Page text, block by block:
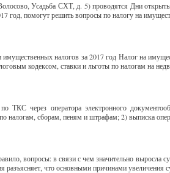
Усадьба СХТ, д. 5) проводятся Дни
год, помогут решить вопросы по налогу на
налогов за 2017 год Налог на
кодексом, ставки и льготы по налогам на
ТКС через оператора электронного
налогам, сборам, пеням и штрафам; 2) выписка
вопросы: в связи с чем значительно выросла
разъясняет, что основными причинами увеличения